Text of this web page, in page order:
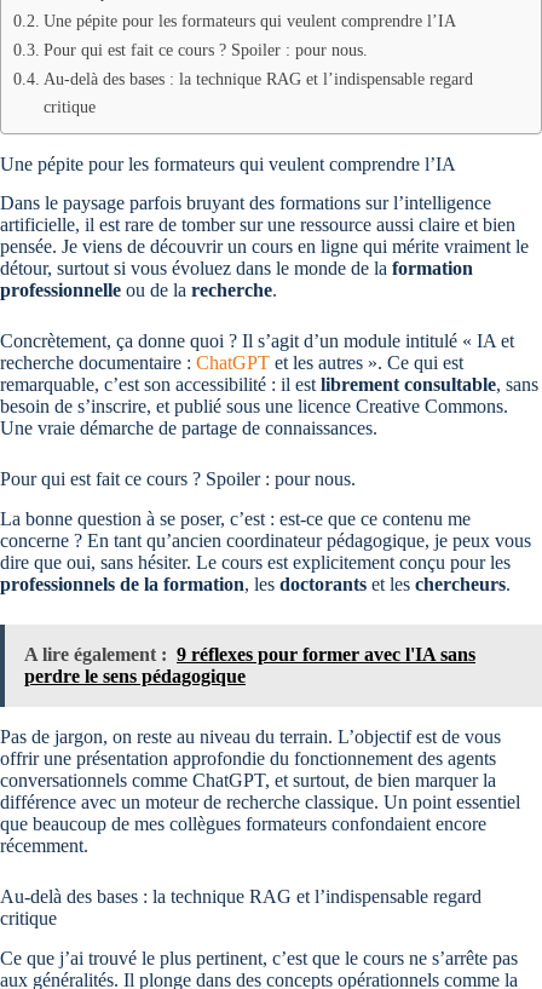
Une pépite pour les formateurs qui veulent comprendre l’IA
Pour qui est fait ce cours ? Spoiler : pour nous.
Au-delà des bases : la technique RAG et l’indispensable regard
critique
Une pépite pour les formateurs qui veulent comprendre l’IA
Dans le paysage parfois bruyant des formations sur l’intelligence
artificielle, il est rare de tomber sur une ressource aussi claire et bien
pensée. Je viens de découvrir un cours en ligne qui mérite vraiment le
détour, surtout si vous évoluez dans le monde de la formation
professionnelle ou de la recherche.
Concrètement, ça donne quoi ? Il s’agit d’un module intitulé « IA et
recherche documentaire : ChatGPT et les autres ». Ce qui est
remarquable, c’est son accessibilité : il estlibrement consultable, sans
besoin de s’inscrire, et publié sous une licence Creative Commons.
Une vraie démarche de partage de connaissances.
Pour qui est fait ce cours ? Spoiler : pour nous.
La bonne question à se poser, c’est : est-ce que ce contenu me
concerne ? En tant qu’ancien coordinateur pédagogique, je peux vous
dire que oui, sans hésiter. Le cours est explicitement conçu pour les
professionnels de la formation, les doctorants et les chercheurs.
A lire également : 9 réflexes pour former avec l'IA sans
perdre le sens pédagogique
Pas de jargon, on reste au niveau du terrain. L’objectif est de vous
offrir une présentation approfondie du fonctionnement des agents
conversationnels comme ChatGPT, et surtout, de bien marquer la
différence avec un moteur de recherche classique. Un point essentiel
que beaucoup de mes collègues formateurs confondaient encore
récemment.
Au-delà des bases : la technique RAG et l’indispensable regard
critique
Ce que j’ai trouvé le plus pertinent, c’est que le cours ne s’arrête pas
aux généralités. Il plonge dans des concepts opérationnels comme la